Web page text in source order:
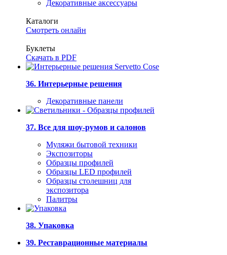
Декоративные аксессуары
Каталоги
Смотреть онлайн
Буклеты
Скачать в PDF
36. Интерьерные решения
Декоративные панели
37. Все для шоу-румов и салонов
Муляжи бытовой техники
Экспозиторы
Образцы профилей
Образцы LED профилей
Образцы столешниц для
экспозитора
Палитры
38. Упаковка
39. Реставрационные материалы